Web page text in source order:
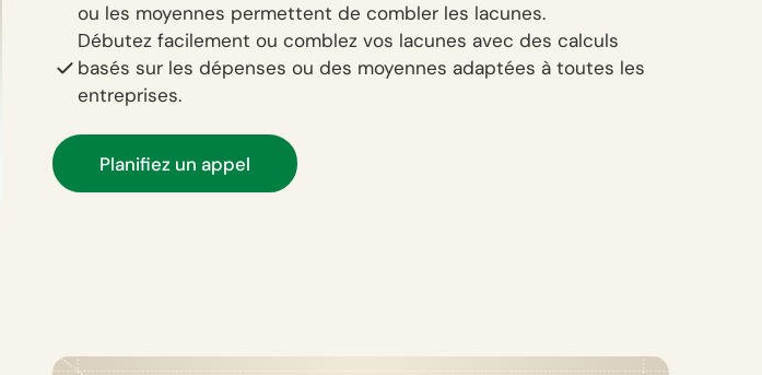
ou les moyennes permettent de combler les lacunes.
Débutez facilement ou comblez vos lacunes avec des calculs
basés sur les dépenses ou des moyennes adaptées à toutes les
entreprises.
Planifiez un appel